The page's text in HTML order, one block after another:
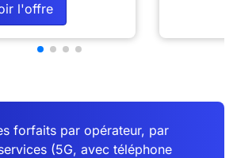
l'offre
forfaits par opérateur, par
(5G, avec téléphone